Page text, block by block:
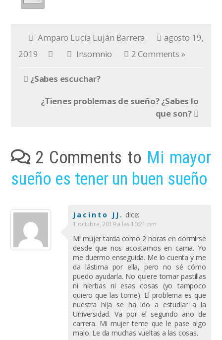
Amparo Lucía Luján Barrera
agosto 19,
2019
Insomnio 2 Comments »
¿Sabes escuchar?
¿Tienes problemas de sueño? ¿Sabes lo
que son?
2 Comments to Mi mayor
sueño es tener un buen sueño
Jacinto JJ. dice:
1 octubre, 2019 a las 10:21 pm
Mi mujer tarda como 2 horas en dormirse
desde que nos acostamos en cama. Yo
me duermo enseguida. Me lo cuenta y me
da lástima por ella, pero no sé cómo
puedo ayudarla. No quiere tomar pastillas
ni hierbas ni esas cosas (yo tampoco
quiero que las tome). El problema es que
nuestra hija se ha ido a estudiar a la
Universidad. Va por el segundo año de
carrera. Mi mujer teme que le pase algo
malo. Le da muchas vueltas a las cosas.